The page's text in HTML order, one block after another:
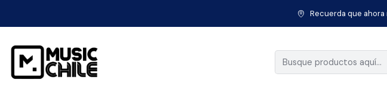
Recuerda que
Instrumentos de Cuerda Ukeleles